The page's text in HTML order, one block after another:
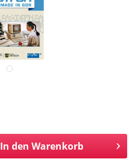
In den Warenkorb